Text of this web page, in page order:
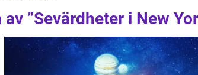
”Sevärdheter i New